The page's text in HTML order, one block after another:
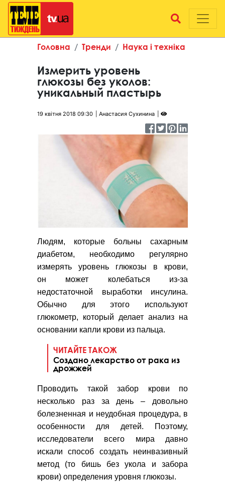
Головна Тренди Наука і техніка
Измерить уровень
глюкозы без уколов:
уникальный пластырь
19 квітня 2018 09:30 Анастасия Сухинина
Людям, которые больны сахарным
диабетом, необходимо регулярно
измерять уровень глюкозы в крови,
он может колебаться из-за
недостаточной выработки инсулина.
Обычно для этого используют
глюкометр, который делает анализ на
основании капли крови из пальца.
ЧИТАЙТЕ ТАКОЖ
Создано лекарство от рака из
дрожжей
Проводить такой забор крови по
несколько раз за день – довольно
болезненная и неудобная процедура, в
особенности для детей. Поэтому,
исследователи всего мира давно
искали способ создать неинвазивный
метод (то бишь без укола и забора
крови) определения уровня глюкозы.